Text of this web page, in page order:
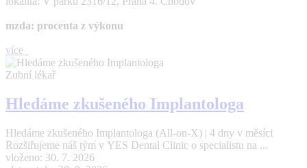
mzda: procenta z výkonu
více
Zubní lékař
Hledáme zkušeného Implantologa
Hledáme zkušeného Implantologa (All-on-X) | 4 dny v měsíci
Rozšiřujeme náš tým v YES Dental Clinic o specialistu na ...
vloženo: 30. 7. 2026